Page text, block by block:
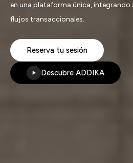
en una plataforma única, integrando
flujos transaccionales.
Reserva tu sesión
Descubre ADDIKA